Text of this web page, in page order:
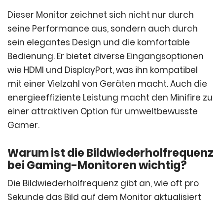
Dieser Monitor zeichnet sich nicht nur durch
seine Performance aus, sondern auch durch
sein elegantes Design und die komfortable
Bedienung. Er bietet diverse Eingangsoptionen
wie HDMI und DisplayPort, was ihn kompatibel
mit einer Vielzahl von Geräten macht. Auch die
energieeffiziente Leistung macht den Minifire zu
einer attraktiven Option für umweltbewusste
Gamer.
Warum ist die Bildwiederholfrequenz
bei Gaming-Monitoren wichtig?
Die Bildwiederholfrequenz gibt an, wie oft pro
Sekunde das Bild auf dem Monitor aktualisiert